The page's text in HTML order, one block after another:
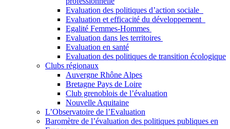
Evaluation des politiques d’action sociale
Evaluation et efficacité du développement
Egalité Femmes-Hommes
Evaluation dans les territoires
Evaluation en santé
Evaluation des politiques de transition écologique
Clubs régionaux
Auvergne Rhône Alpes
Bretagne Pays de Loire
Club grenoblois de l’évaluation
Nouvelle Aquitaine
L’Observatoire de l’Evaluation
Baromètre de l’évaluation des politiques publiques en